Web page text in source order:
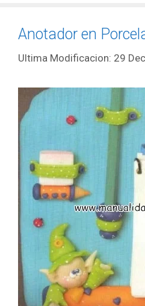
Anotador en
29